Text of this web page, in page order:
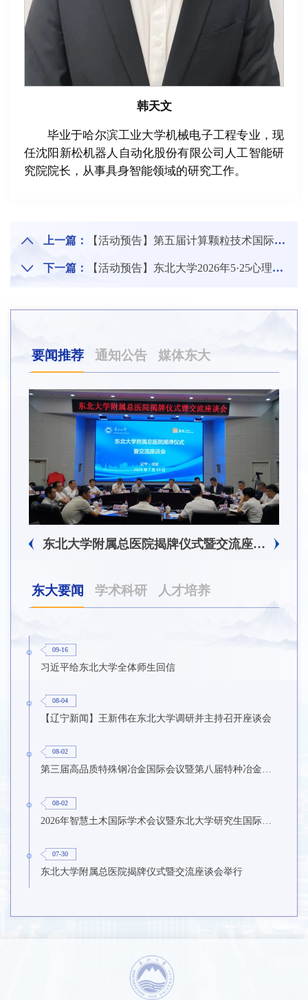
韩天文
毕业于哈尔滨工业大学机械电子工程专业，现
任沈阳新松机器人自动化股份有限公司人工智能研
究院院长，从事具身智能领域的研究工作。
上一篇： 【活动预告】第五届计算颗粒技术国际研讨会暨人工智能与过程工程前沿高端论坛
下一篇： 【活动预告】东北大学2026年5·25心理健康教育宣传展
要闻推荐 通知公告 媒体东大
东北大学附属总医院揭牌仪式暨交流座谈会举行
东大要闻 学术科研 人才培养
09-16
习近平给东北大学全体师生回信
08-04
【辽宁新闻】王新伟在东北大学调研并主持召开座谈会
08-02
第三届高品质特殊钢冶金国际会议暨第八届特种冶金技术学术会议在东北大学召开
08-02
2026年智慧土木国际学术会议暨东北大学研究生国际暑期学校第九期在东北大学召开
07-30
东北大学附属总医院揭牌仪式暨交流座谈会举行